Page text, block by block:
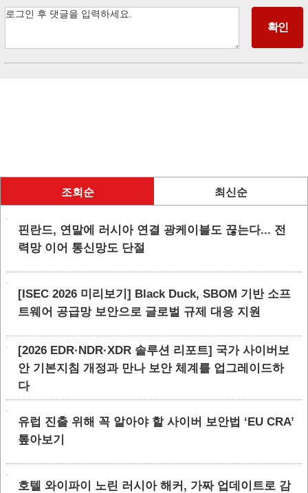
조회순 최신순
핀란드, 연말에 러시아 연결 광케이블도 끊는다... 전
력망 이어 통신망도 단절
[ISEC 2026 미리보기] Black Duck, SBOM 기반 소프
트웨어 공급망 보안으로 글로벌 규제 대응 지원
[2026 EDR·NDR·XDR 솔루션 리포트] 국가 사이버보
안 기본지침 개정과 만나 보안 체계를 업그레이드하
다
유럽 진출 위해 꼭 알아야 할 사이버 보안법 ‘EU CRA’
톺아보기
호텔 와이파이 노린 러시아 해커, 가짜 업데이트로 감